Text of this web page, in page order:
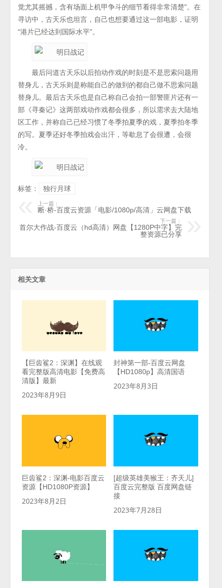
觉尤其摇撼，含有场面上机甲争斗的细节看得非常清楚”。在
寻访中，古天乐也坦言，自己也想要通过这一部电影，证明
“港片已经达到国际水平”。
最后问道古天乐以后拍动作戏的时刻是不是思索问题用
替身儿，古天乐则是称能自己的做到的都自己做不思索问题
替身儿。最后古天乐也是自己称自己会拍一部警匪片还有一
部《寻秦记》这两部戏动作戏都会很多，所以需求去大陆地
区工作，并称自己已经习惯了冬季拍夏季的戏，夏季拍冬季
的写。夏季还好冬季拍戏会出汗，等歇息了会很遭，会很
冷。
标签： 独行月球
上一篇：
断·桥-百度云资源「电影/1080p/高清」云网盘下载
下一篇：
首尔大作战-百度云（hd高清）网盘【1280P中字】完
整资源已分享
相关文章
【巨齿鲨2：深渊】在线观
看完整版高清电影【免费高
清版】最新
2023年8月9日
封神第一部-百度云网盘
【HD1080p】高清国语
2023年8月3日
巨齿鲨2：深渊-电影百度云
资源【HD1080P资源】
2023年8月2日
[超级英雄美猴王：齐天儿]
百度云完整版 百度网盘链
接
2023年7月28日